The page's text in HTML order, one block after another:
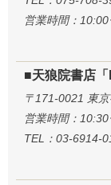
営業時間：
■天狼院書店
〒171-0021 東
営業時間：
TEL：03-6914-